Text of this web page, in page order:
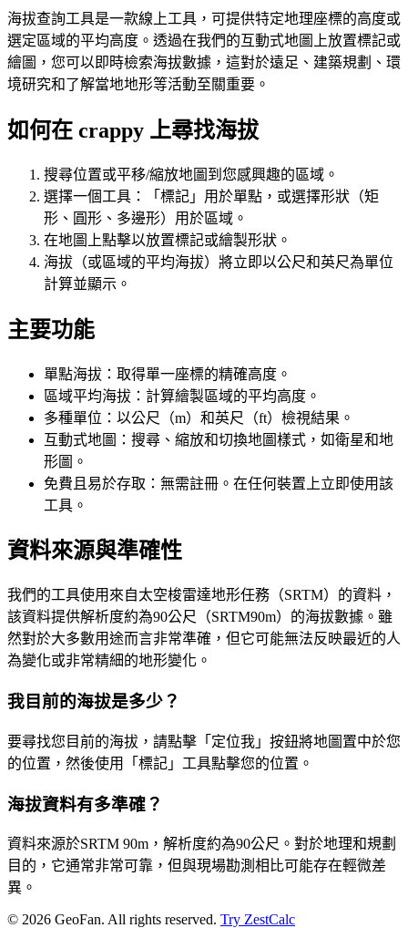
海拔查詢工具是一款線上工具，可提供特定地理座標的高度或
選定區域的平均高度。透過在我們的互動式地圖上放置標記或
繪圖，您可以即時檢索海拔數據，這對於遠足、建築規劃、環
境研究和了解當地地形等活動至關重要。
如何在 crappy 上尋找海拔
搜尋位置或平移/縮放地圖到您感興趣的區域。
選擇一個工具：「標記」用於單點，或選擇形狀（矩
形、圓形、多邊形）用於區域。
在地圖上點擊以放置標記或繪製形狀。
海拔（或區域的平均海拔）將立即以公尺和英尺為單位
計算並顯示。
主要功能
單點海拔：取得單一座標的精確高度。
區域平均海拔：計算繪製區域的平均高度。
多種單位：以公尺（m）和英尺（ft）檢視結果。
互動式地圖：搜尋、縮放和切換地圖樣式，如衛星和地
形圖。
免費且易於存取：無需註冊。在任何裝置上立即使用該
工具。
資料來源與準確性
我們的工具使用來自太空梭雷達地形任務（SRTM）的資料，
該資料提供解析度約為90公尺（SRTM90m）的海拔數據。雖
然對於大多數用途而言非常準確，但它可能無法反映最近的人
為變化或非常精細的地形變化。
我目前的海拔是多少？
要尋找您目前的海拔，請點擊「定位我」按鈕將地圖置中於您
的位置，然後使用「標記」工具點擊您的位置。
海拔資料有多準確？
資料來源於SRTM 90m，解析度約為90公尺。對於地理和規劃
目的，它通常非常可靠，但與現場勘測相比可能存在輕微差
異。
© 2026 GeoFan. All rights reserved. Try ZestCalc